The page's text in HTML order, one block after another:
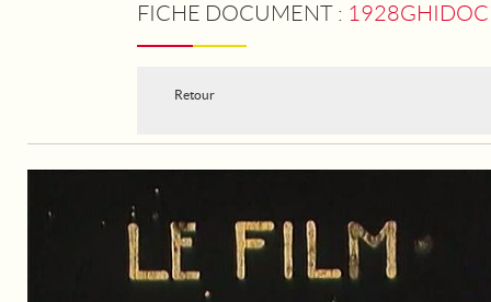
FICHE DOCUMENT : 1928GHIDOC
Retour